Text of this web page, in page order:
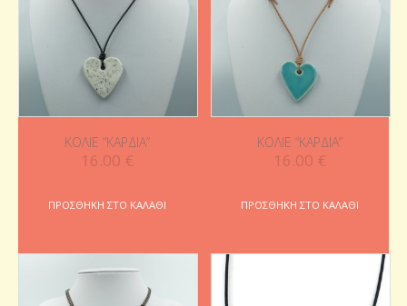
ΚΟΛΙΈ “ΚΑΡΔΙΆ”
16.00 €
ΠΡΟΣΘΉΚΗ ΣΤΟ ΚΑΛΆΘΙ
ΚΟΛΙΈ “ΚΑΡΔΙΆ”
16.00 €
ΠΡΟΣΘΉΚΗ ΣΤΟ ΚΑΛΆΘΙ